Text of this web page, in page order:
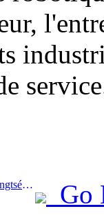
Prev:La ligne ferroviaire du delta du Yangtsé a transporté plus de 21,38 millions de passagers pendant les vacances du 1er mai.
Go